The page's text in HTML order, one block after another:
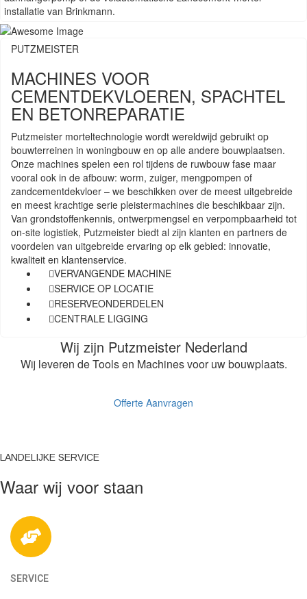
installatie van Brinkmann.
PUTZMEISTER
MACHINES VOOR
CEMENTDEKVLOEREN, SPACHTEL
EN BETONREPARATIE
Putzmeister morteltechnologie wordt wereldwijd gebruikt op
bouwterreinen in woningbouw en op alle andere bouwplaatsen.
Onze machines spelen een rol tijdens de ruwbouw fase maar
vooral ook in de afbouw: worm, zuiger, mengpompen of
zandcementdekvloer – we beschikken over de meest uitgebreide
en meest krachtige serie pleistermachines die beschikbaar zijn.
Van grondstoffenkennis, ontwerpmengsel en verpompbaarheid tot
on-site logistiek, Putzmeister biedt al zijn klanten en partners de
voordelen van uitgebreide ervaring op elk gebied: innovatie,
kwaliteit en klantenservice.
VERVANGENDE MACHINE
SERVICE OP LOCATIE
RESERVEONDERDELEN
CENTRALE LIGGING
Wij zijn PutzmeisterNederland
Wij leveren de Tools en Machines voor uw bouwplaats.
Offerte Aanvragen
LANDELIJKE SERVICE
Waar wij voor staan
SERVICE